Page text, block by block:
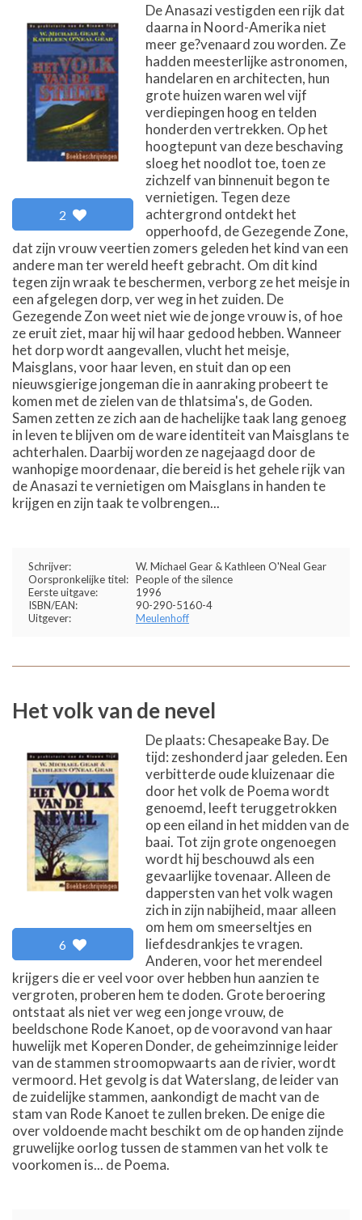
2
De Anasazi vestigden een rijk dat
daarna in Noord-Amerika niet
meer ge?venaard zou worden. Ze
hadden meesterlijke astronomen,
handelaren en architecten, hun
grote huizen waren wel vijf
verdiepingen hoog en telden
honderden vertrekken. Op het
hoogtepunt van deze beschaving
sloeg het noodlot toe, toen ze
zichzelf van binnenuit begon te
vernietigen. Tegen deze
achtergrond ontdekt het
opperhoofd, de Gezegende Zone,
dat zijn vrouw veertien zomers geleden het kind van een
andere man ter wereld heeft gebracht. Om dit kind
tegen zijn wraak te beschermen, verborg ze het meisje in
een afgelegen dorp, ver weg in het zuiden. De
Gezegende Zon weet niet wie de jonge vrouw is, of hoe
ze eruit ziet, maar hij wil haar gedood hebben. Wanneer
het dorp wordt aangevallen, vlucht het meisje,
Maisglans, voor haar leven, en stuit dan op een
nieuwsgierige jongeman die in aanraking probeert te
komen met de zielen van de thlatsima's, de Goden.
Samen zetten ze zich aan de hachelijke taak lang genoeg
in leven te blijven om de ware identiteit van Maisglans te
achterhalen. Daarbij worden ze nagejaagd door de
wanhopige moordenaar, die bereid is het gehele rijk van
de Anasazi te vernietigen om Maisglans in handen te
krijgen en zijn taak te volbrengen...
Schrijver:
W. Michael Gear & Kathleen O'Neal Gear
Oorspronkelijke titel: People of the silence
Eerste uitgave:
1996
ISBN/EAN:
90-290-5160-4
Uitgever:
Meulenhoff
Het volk van de nevel
6
De plaats: Chesapeake Bay. De
tijd: zeshonderd jaar geleden. Een
verbitterde oude kluizenaar die
door het volk de Poema wordt
genoemd, leeft teruggetrokken
op een eiland in het midden van de
baai. Tot zijn grote ongenoegen
wordt hij beschouwd als een
gevaarlijke tovenaar. Alleen de
dappersten van het volk wagen
zich in zijn nabijheid, maar alleen
om hem om smeerseltjes en
liefdesdrankjes te vragen.
Anderen, voor het merendeel
krijgers die er veel voor over hebben hun aanzien te
vergroten, proberen hem te doden. Grote beroering
ontstaat als niet ver weg een jonge vrouw, de
beeldschone Rode Kanoet, op de vooravond van haar
huwelijk met Koperen Donder, de geheimzinnige leider
van de stammen stroomopwaarts aan de rivier, wordt
vermoord. Het gevolg is dat Waterslang, de leider van
de zuidelijke stammen, aankondigt de macht van de
stam van Rode Kanoet te zullen breken. De enige die
over voldoende macht beschikt om de op handen zijnde
gruwelijke oorlog tussen de stammen van het volk te
voorkomen is... de Poema.